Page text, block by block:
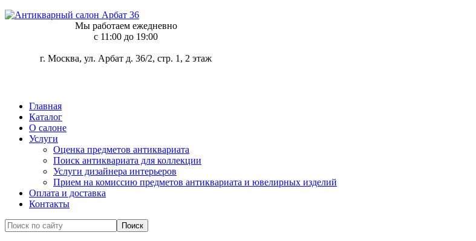
Мы работаем ежедневно
c 11:00 до 19:00
г. Москва, ул. Арбат д. 36/2, стр. 1, 2 этаж
Главная
Каталог
О салоне
Услуги
Оценка предметов антиквариата
Поиск антиквариата для коллекции
Услуги дизайнера интерьеров
Прием на комиссию предметов антиквариата и ювелирных изделий
Оплата и доставка
Контакты